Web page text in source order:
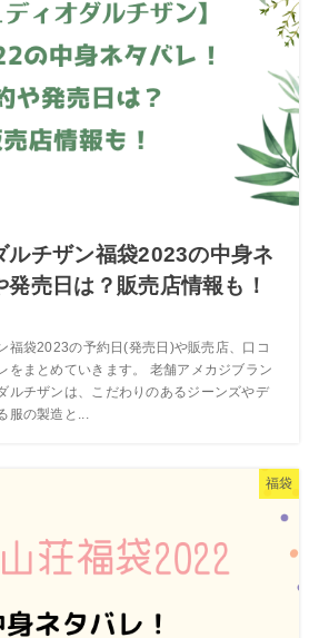
ルチザン福袋2023の中身ネ
発売日は？販売店情報も！
福袋2023の予約日(発売日)や販売店、口コ
をまとめていきます。 老舗アメカジブラン
ルチザンは、こだわりのあるジーンズやデ
服の製造と...
福袋